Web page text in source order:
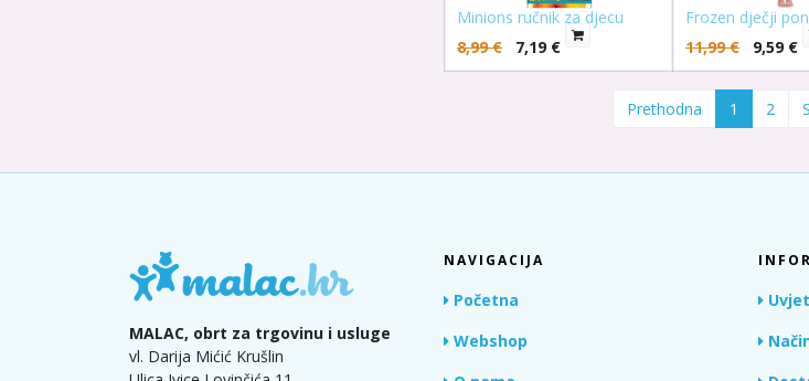
Minions ručnik za djecu
8,99€ 7,19 €
Frozen dječji
11,99€ 9,59 €
Prethodna 1 2
MALAC, obrt za trgovinu i usluge
vl. Darija Mićić Krušlin
NAVIGACIJA
Početna
Webshop